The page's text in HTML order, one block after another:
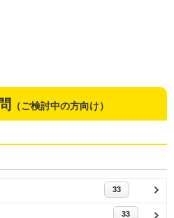
（ご検討中の方向け）
33
33